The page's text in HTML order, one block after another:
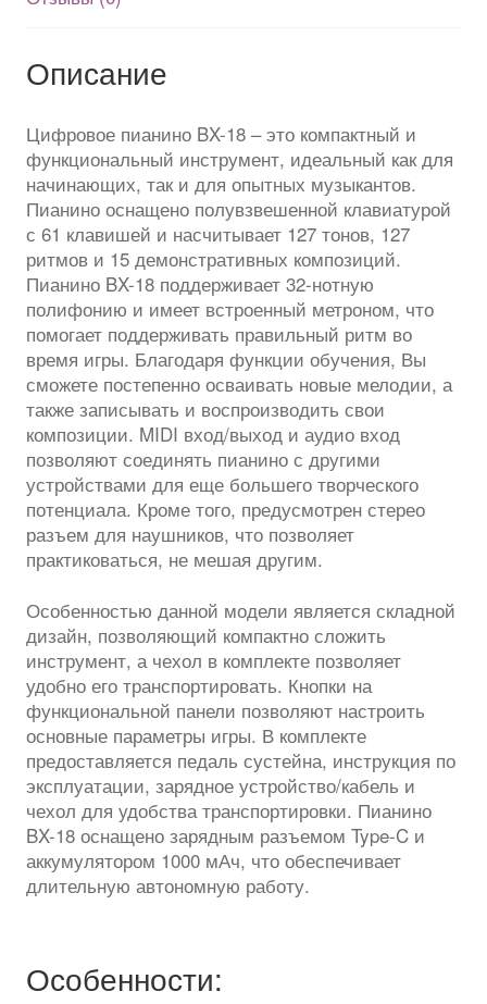
с
Описание
Цифровое пианино BX-18 – это компактный и
функциональный инструмент, идеальный как для
начинающих, так и для опытных музыкантов.
Пианино оснащено полувзвешенной клавиатурой
с 61 клавишей и насчитывает 127 тонов, 127
ритмов и 15 демонстративных композиций.
Пианино BX-18 поддерживает 32-нотную
полифонию и имеет встроенный метроном, что
помогает поддерживать правильный ритм во
время игры. Благодаря функции обучения, Вы
сможете постепенно осваивать новые мелодии, а
также записывать и воспроизводить свои
композиции. MIDI вход/выход и аудио вход
позволяют соединять пианино с другими
устройствами для еще большего творческого
потенциала. Кроме того, предусмотрен стерео
разъем для наушников, что позволяет
практиковаться, не мешая другим.
Особенностью данной модели является складной
дизайн, позволяющий компактно сложить
инструмент, а чехол в комплекте позволяет
удобно его транспортировать. Кнопки на
функциональной панели позволяют настроить
основные параметры игры. В комплекте
предоставляется педаль сустейна, инструкция по
эксплуатации, зарядное устройство/кабель и
чехол для удобства транспортировки. Пианино
BX-18 оснащено зарядным разъемом Type-C и
аккумулятором 1000 мАч, что обеспечивает
длительную автономную работу.
Особенности: